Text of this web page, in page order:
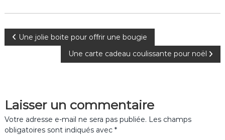
N
i
g
Une jolie boite pour offrir une bougie
Une carte cadeau coulissante pour noël
Laisser un commentaire
Votre adresse e-mail ne sera pas publiée. Les champs
obligatoires sont indiqués avec *